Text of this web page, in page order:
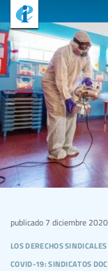
los derechos
covid-19: sindicatos
publicado 7 diciembre 2020